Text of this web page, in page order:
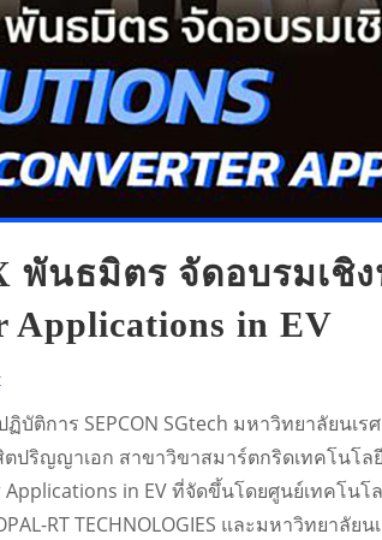
พันธมิตร จัดอบรมเชิ
Applications in EV
ติการ SEPCON SGtech มหาวิทยาลัยน
ริญญาเอก สาขาวิขาสมาร์ตกริดเทคโนโล
in EV ที่จัดขึ้นโดยศูนย์เทคโน
RT TECHNOLOGIES และมหาวิทยาลัย